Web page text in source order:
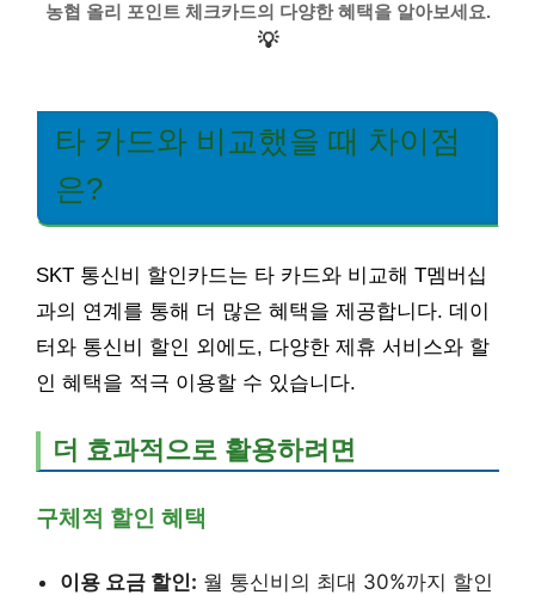
농협 올리 포인트 체크카드의 다양한 혜택을 알아보세요.
💡
타 카드와 비교했을 때 차이점
은?
SKT 통신비 할인카드는 타 카드와 비교해 T멤버십
과의 연계를 통해 더 많은 혜택을 제공합니다. 데이
터와 통신비 할인 외에도, 다양한 제휴 서비스와 할
인 혜택을 적극 이용할 수 있습니다.
더 효과적으로 활용하려면
구체적 할인 혜택
이용 요금 할인: 월 통신비의 최대 30%까지 할인